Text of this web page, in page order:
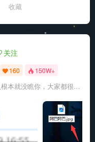
收藏
关注
160 150W+
没谁瞧不起你，因为别人根本就没瞧你，大家都很忙的